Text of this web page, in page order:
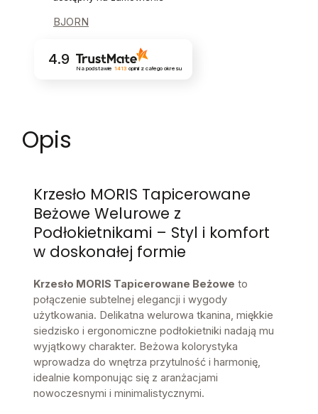
BJORN
4.9
Na podstawie 1413 opinii z całego okresu
Opis
Krzesło MORIS Tapicerowane
Beżowe Welurowe z
Podłokietnikami – Styl i komfort
w doskonałej formie
Krzesło MORIS Tapicerowane Beżowe to
połączenie subtelnej elegancji i wygody
użytkowania. Delikatna welurowa tkanina, miękkie
siedzisko i ergonomiczne podłokietniki nadają mu
wyjątkowy charakter. Beżowa kolorystyka
wprowadza do wnętrza przytulność i harmonię,
idealnie komponując się z aranżacjami
nowoczesnymi i minimalistycznymi.